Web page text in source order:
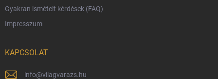
Reklamáció és visszáru
Hűségprogram
Általános Szerződési Feltételek
Adatvédelmi feltételek
Gyakran ismételt kérdések (FAQ)
Impresszum
KAPCSOLAT
info@vilagvarazs.hu